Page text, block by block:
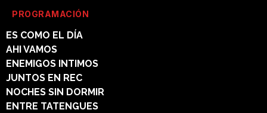
PROGRAMACIÓN
ES COMO EL DÍA
AHI VAMOS
ENEMIGOS INTIMOS
JUNTOS EN REC
NOCHES SIN DORMIR
ENTRE TATENGUES